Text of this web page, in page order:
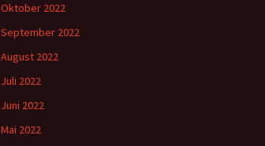
Oktober 2022
September 2022
August 2022
Juli 2022
Juni 2022
Mai 2022